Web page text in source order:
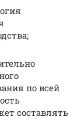
по всей
составлять